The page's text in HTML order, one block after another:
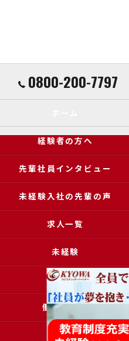
0800-200-7797
経験者の方へ
先輩社員インタビュー
未経験入社の先輩の声
求人一覧
未経験
高収入
働きやすい
ブログ